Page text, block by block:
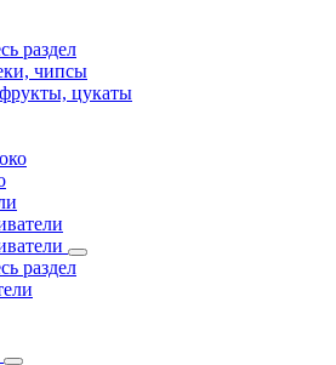
раздел
чипсы
цукаты
раздел